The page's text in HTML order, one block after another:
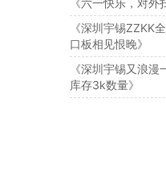
《六一快乐，对外
《深圳宇锡ZZKK
口板相见恨晚》
《深圳宇锡又浪
库存3k数量》